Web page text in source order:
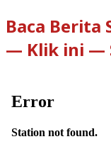
Baca Berita
— Klik ini —